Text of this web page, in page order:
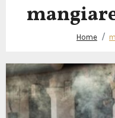
Home